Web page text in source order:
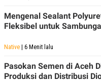
Mengenal Sealant
Fleksibel untuk
Native | 6 Menit lalu
Pasokan Semen di Aceh
Produksi dan Distribusi